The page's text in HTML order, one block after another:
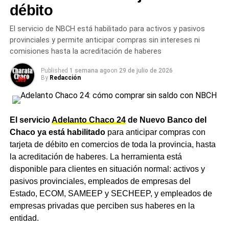
ACTUALIDAD
Milei bajó las retenciones al trigo, la cebada y la
soja: qué significa para los productores del
Chaco y el NEA
NOTICIAS
Diputados aprobó el recorte de subsidios al gas
por Zonas Frías y el Chaco de Zdero votó a favor
a cambio de una compensación eléctrica
de suba nominal del haber.
Cuánto suben la AUH y las
asignaciones familiares
El incremento del 1,89% también impacta sobre las
asignaciones que administra el organismo. La Asignación
Universal por Hijo (AUH) subirá de $148.049 a
$150.847,13, mientras que la AUH por Discapacidad
pasará de $482.062 a $491.172,97. La Asignación
Familiar por Hijo del primer rango de ingresos se
actualizará de $74.033 a $75.432,22, en tanto que el
pago único por nacimiento subirá a $87.926.
Un trámite cada vez más cerca
en Charata
débito
El servicio de NBCH está habilitado para activos y pasivos
provinciales y permite anticipar compras sin intereses ni
comisiones hasta la acreditación de haberes
Published 1 semana agoon 29 de julio de 2026
By Redacción
El servicioAdelanto Chaco 24de Nuevo Banco del
Chaco ya está habilitadopara anticipar compras con
tarjeta de débito en comercios de toda la provincia, hasta
la acreditación de haberes. La herramienta está
disponible para clientes en situación normal: activos y
pasivos provinciales, empleados de empresas del
Estado, ECOM, SAMEEP y SECHEEP, y empleados de
empresas privadas que perciben sus haberes en la
entidad.